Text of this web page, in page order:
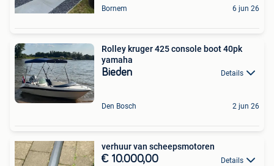
Bornem 6 jun 26
Rolley kruger 425 console boot 40pk
yamaha
Bieden Details
Den Bosch 2 jun 26
verhuur van scheepsmotoren
€ 10.000,00 Details